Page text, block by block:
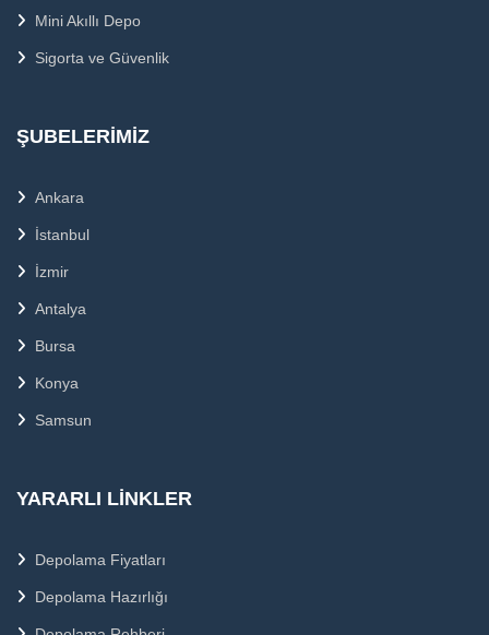
Mini Akıllı Depo
Sigorta ve Güvenlik
ŞUBELERIMIZ
Ankara
İstanbul
İzmir
Antalya
Bursa
Konya
Samsun
YARARLI LINKLER
Depolama Fiyatları
Depolama Hazırlığı